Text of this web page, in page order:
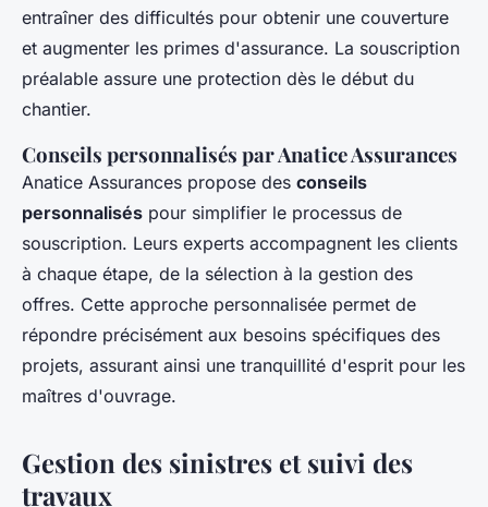
entraîner des difficultés pour obtenir une couverture
et augmenter les primes d'assurance. La souscription
préalable assure une protection dès le début du
chantier.
Conseils personnalisés par Anatice Assurances
Anatice Assurances propose des conseils
personnalisés pour simplifier le processus de
souscription. Leurs experts accompagnent les clients
à chaque étape, de la sélection à la gestion des
offres. Cette approche personnalisée permet de
répondre précisément aux besoins spécifiques des
projets, assurant ainsi une tranquillité d'esprit pour les
maîtres d'ouvrage.
Gestion des sinistres et suivi des
travaux